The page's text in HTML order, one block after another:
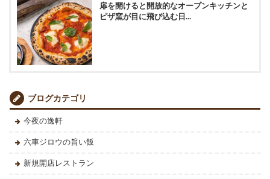
扉を開けると開放的なオープンキッチンと
ピザ窯が目に飛び込む日...
ブログカテゴリ
今夜の逸軒
六車ジロウの旨い飯
新規開店レストラン